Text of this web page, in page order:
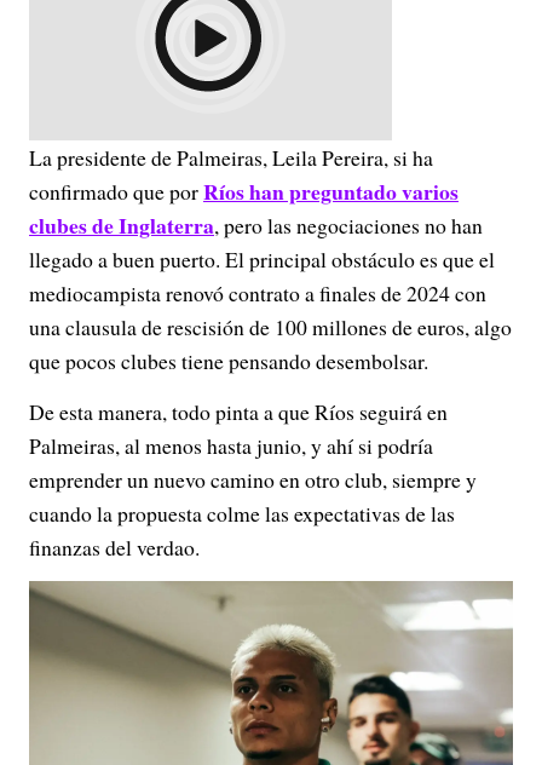
La presidente de Palmeiras, Leila Pereira, si ha
confirmado que porRíos han preguntado varios
clubes de Inglaterra, pero las negociaciones no han
llegado a buen puerto. El principal obstáculo es que el
mediocampista renovó contrato a finales de 2024 con
una clausula de rescisión de 100 millones de euros, algo
que pocos clubes tiene pensando desembolsar.
De esta manera, todo pinta a que Ríos seguirá en
Palmeiras, al menos hasta junio, y ahí si podría
emprender un nuevo camino en otro club, siempre y
cuando la propuesta colme las expectativas de las
finanzas del verdao.